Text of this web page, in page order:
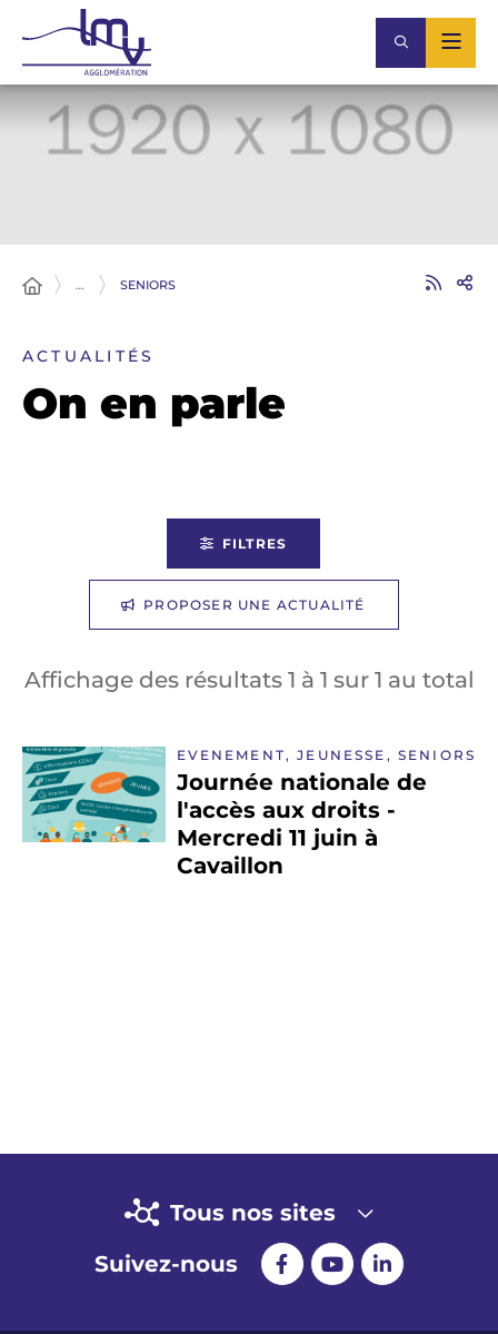
… SENIORS
ACTUALITÉS
On en parle
FILTRES
PROPOSER UNE ACTUALITÉ
Affichage des résultats 1 à 1 sur 1 au total
EVENEMENT, JEUNESSE, SENIORS
Journée nationale de
l'accès aux droits -
Mercredi 11 juin à
Cavaillon
Tous nos sites
Suivez-nous